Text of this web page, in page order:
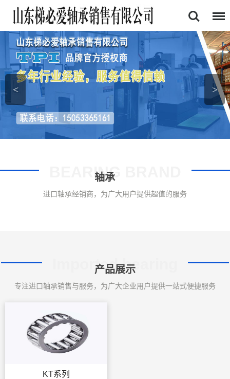
>
<
轴承
BEARING BRAND
进口轴承经销商，为广大用户提供超值的服务
产品展示
Imported bearing
专注进口轴承销售与服务，为广大企业用户提供一站式便捷服务
KT系列
首页
关于我们
产品中心
证书展示
新闻资讯
联系我们